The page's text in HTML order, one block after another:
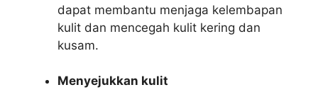
dapat membantu menjaga kelembapan
kulit dan mencegah kulit kering dan
kusam.
Menyejukkan kulit